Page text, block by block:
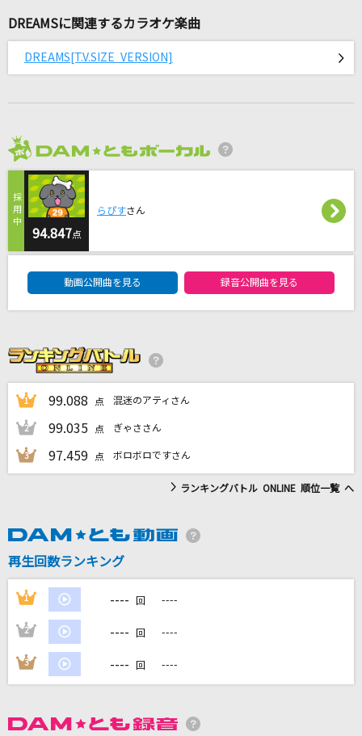
[生音]魔弾～Der Freischutz～
Mrs. GREEN APPLE
[生音]RAGE OF DUST
丸の内サディスティック
椎名林檎
長い光
AKB48
ORANGE RANGE
DARMA GRAND PRIX
もっと見る
DAMの新曲・ランキングなど
DAMに会員登録・ログインして
家族や友達と一緒に！練習にも！
DREAMSに関連するカラオケ楽曲
DREAMS[T.V.SIZE VERSION]
94.847点
らぴすさん
動画公開曲を見る 録音公開曲を見る
1 99.088 点 混迷のアティさん
2 99.035 点 ぎゃささん
3 97.459 点 ボロボロですさん
ランキングバトル ONLINE 順位一覧 へ
再生回数ランキング
1 ---- 回 ----
2 ---- 回 ----
3 ---- 回 ----